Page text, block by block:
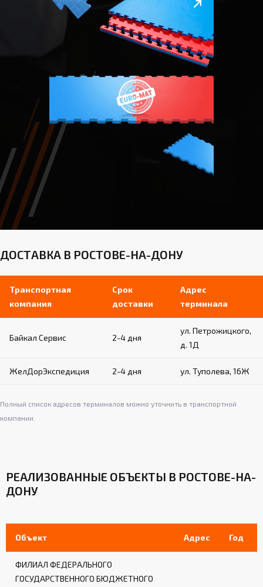
ДОСТАВКА В РОСТОВЕ-НА-ДОНУ
Транспортная
компания
Срок
доставки
Адрес
терминала
Байкал Сервис 2-4 дня
ул. Петрожицкого,
д. 1Д
ЖелДорЭкспедиция 2-4 дня ул. Туполева, 16Ж
Полный список адресов терминалов можно уточнить в транспортной
компании.
РЕАЛИЗОВАННЫЕ ОБЪЕКТЫ В РОСТОВЕ-НА-
ДОНУ
Объект Адрес Год
ФИЛИАЛ ФЕДЕРАЛЬНОГО
ГОСУДАРСТВЕННОГО БЮДЖЕТНОГО